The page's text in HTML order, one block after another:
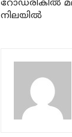
റോഡരികില്‍
നിലയില്‍